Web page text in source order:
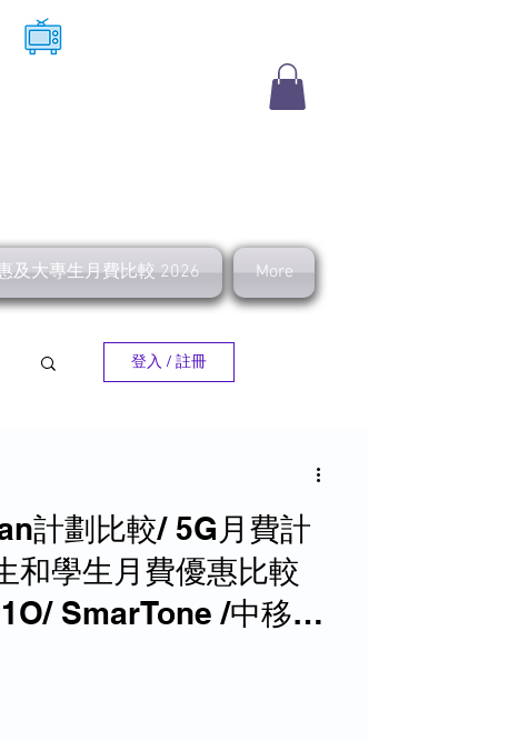
及大專生月費比較 2026 More
登入 / 註冊
計劃比較/ 5G月費計
和學生月費優惠比較
SmarTone /中移動